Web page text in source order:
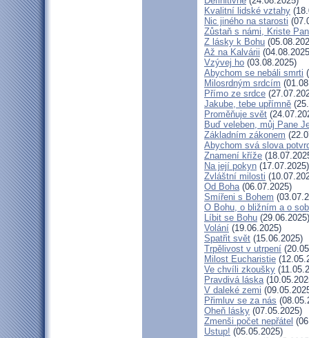
Kvalitní lidské vztahy
Nic jiného na starosti
Zůstaň s námi, Kriste
Z lásky k Bohu
Až na Kalvárii
Vzývej ho (03.08.2025)
Abychom se nebáli smrti
Milosrdným srdcím
Přímo ze srdce
Jakube, tebe upřímně
Proměňuje svět
Buď veleben, můj Pane
Základním zákonem
Abychom svá slova
Znamení kříže
Na její pokyn (17.07.2025)
Zvláštní milosti
Od Boha(06.07.2025)
Smířeni s Bohem
O Bohu, o bližním a o
Líbit se Bohu (29.06.2025)
Volání (19.06.2025)
Spatřit svět (15.06.2025)
Trpělivost v utrpení
Milost Eucharistie
Ve chvíli zkoušky
Pravdivá láska
V daleké zemi
Přimluv se za nás
Oheň lásky (07.05.2025)
Zmenši počet nepřátel
Ustup! (05.05.2025)